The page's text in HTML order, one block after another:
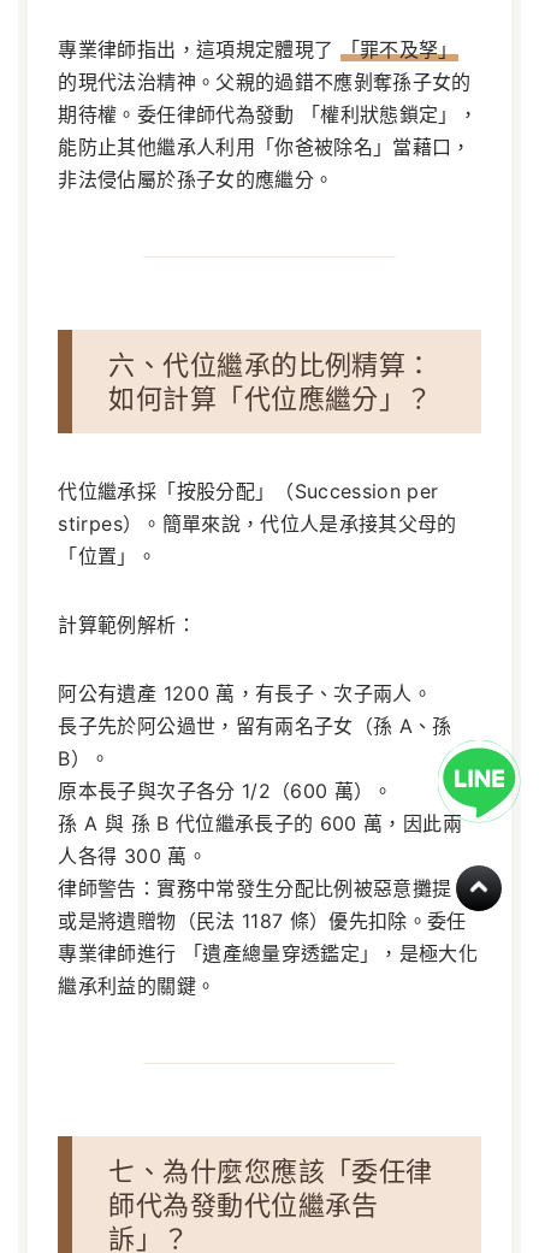
專業律師指出，這項規定體現了 「罪不及孥」
的現代法治精神。父親的過錯不應剝奪孫子女的
期待權。委任律師代為發動
「權利狀態鎖定」
，
能防止其他繼承人利用「你爸被除名」當藉口，
非法侵佔屬於孫子女的應繼分。
六、代位繼承的比例精算：
如何計算「代位應繼分」？
代位繼承採「按股分配」（Succession per
stirpes）。簡單來說，代位人是承接其父母的
「位置」。
計算範例解析：
阿公有遺產 1200 萬，有長子、次子兩人。
長子先於阿公過世，留有兩名子女（孫 A、孫
B）。
原本長子與次子各分 1/2（600 萬）。
孫 A 與 孫 B 代位繼承長子的 600 萬，因此兩
人各得 300 萬。
律師警告：實務中常發生分配比例被惡意攤提，
或是將遺贈物（民法 1187 條）優先扣除。委任
專業律師進行
「遺產總量穿透鑑定」
，是極大化
繼承利益的關鍵。
七、為什麼您應該「委任律
師代為發動代位繼承告
訴」？